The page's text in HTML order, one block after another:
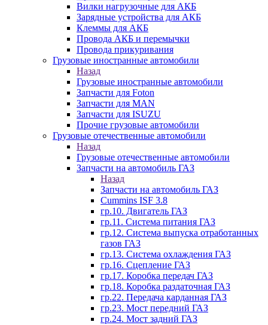
Вилки нагрузочные для АКБ
Зарядные устройства для АКБ
Клеммы для АКБ
Провода АКБ и перемычки
Провода прикуривания
Грузовые иностранные автомобили
Назад
Грузовые иностранные автомобили
Запчасти для Foton
Запчасти для MAN
Запчасти для ISUZU
Прочие грузовые автомобили
Грузовые отечественные автомобили
Назад
Грузовые отечественные автомобили
Запчасти на автомобиль ГАЗ
Назад
Запчасти на автомобиль ГАЗ
Cummins ISF 3.8
гр.10. Двигатель ГАЗ
гр.11. Система питания ГАЗ
гр.12. Система выпуска отработанных
газов ГАЗ
гр.13. Система охлаждения ГАЗ
гр.16. Сцепление ГАЗ
гр.17. Коробка передач ГАЗ
гр.18. Коробка раздаточная ГАЗ
гр.22. Передача карданная ГАЗ
гр.23. Мост передний ГАЗ
гр.24. Мост задний ГАЗ